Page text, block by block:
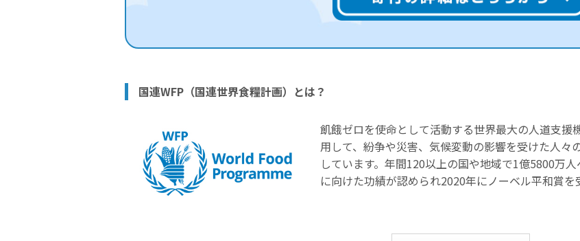
国連WFP（国連世界食糧計画）とは？
飢餓ゼロを使命として活動する世界最大の人道支
用して、紛争や災害、気候変動の影響を受けた人
しています。年間120以上の国や地域で1億5800万
に向けた功績が認められ2020年にノーベル平和賞を